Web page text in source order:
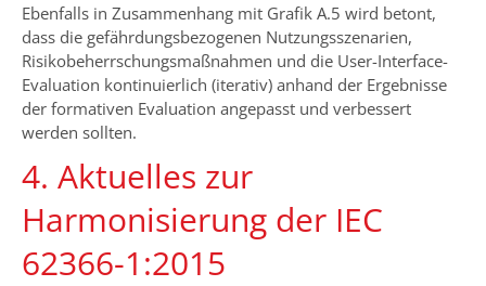
Ebenfalls in Zusammenhang mit Grafik A.5 wird betont,
dass die gefährdungsbezogenen Nutzungsszenarien,
Risikobeherrschungsmaßnahmen und die User-Interface-
Evaluation kontinuierlich (iterativ) anhand der Ergebnisse
der formativen Evaluation angepasst und verbessert
werden sollten.
4. Aktuelles zur
Harmonisierung der IEC
62366-1:2015